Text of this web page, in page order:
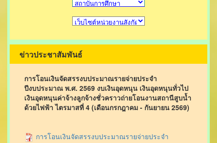
ข่าวประชาสัมพันธ์
การโอนเงินจัดสรรงบประมาณรายจ่ายประจำ
ปีงบประมาณ พ.ศ. 2569 งบเงินอุดหนุน เงินอุดหนุนทั่วไป
เงินอุดหนุนค่าจ้างลูกจ้างชั่วคราวถ่ายโอนงานสถานีสูบน้ำ
ด้วยไฟฟ้า ไตรมาสที่ 4 (เดือนกรกฎาคม - กันยายน 2569)
การโอนเงินจัดสรรงบประมาณรายจ่ายประจำ